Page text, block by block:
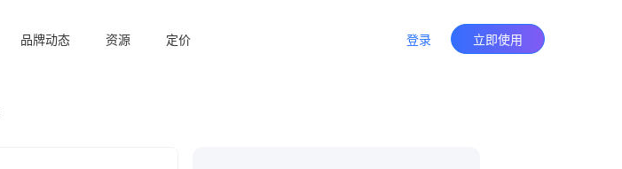
品牌动态 资源 定价 登录 立即使用